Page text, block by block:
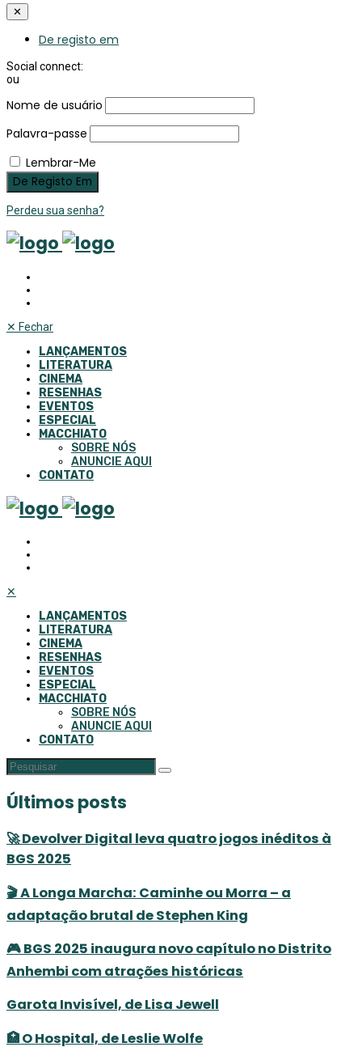
✕
De registo em
Social connect:
ou
Nome de usuário
Palavra-passe
Lembrar-Me
Perdeu sua senha?
✕ Fechar
LANÇAMENTOS
LITERATURA
CINEMA
RESENHAS
EVENTOS
ESPECIAL
MACCHIATO
SOBRE NÓS
ANUNCIE AQUI
CONTATO
✕
LANÇAMENTOS
LITERATURA
CINEMA
RESENHAS
EVENTOS
ESPECIAL
MACCHIATO
SOBRE NÓS
ANUNCIE AQUI
CONTATO
Últimos posts
🚀 Devolver Digital leva quatro jogos inéditos à
BGS 2025
🎬 A Longa Marcha: Caminhe ou Morra – a
adaptação brutal de Stephen King
🎮 BGS 2025 inaugura novo capítulo no Distrito
Anhembi com atrações históricas
Garota Invisível, de Lisa Jewell
🏥 O Hospital, de Leslie Wolfe